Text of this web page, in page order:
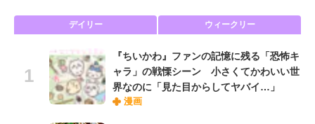
デイリー ウィークリー
『ちいかわ』ファンの記憶に残る「恐怖キ
ャラ」の戦慄シーン 小さくてかわいい世
界なのに「見た目からしてヤバイ…」
漫画